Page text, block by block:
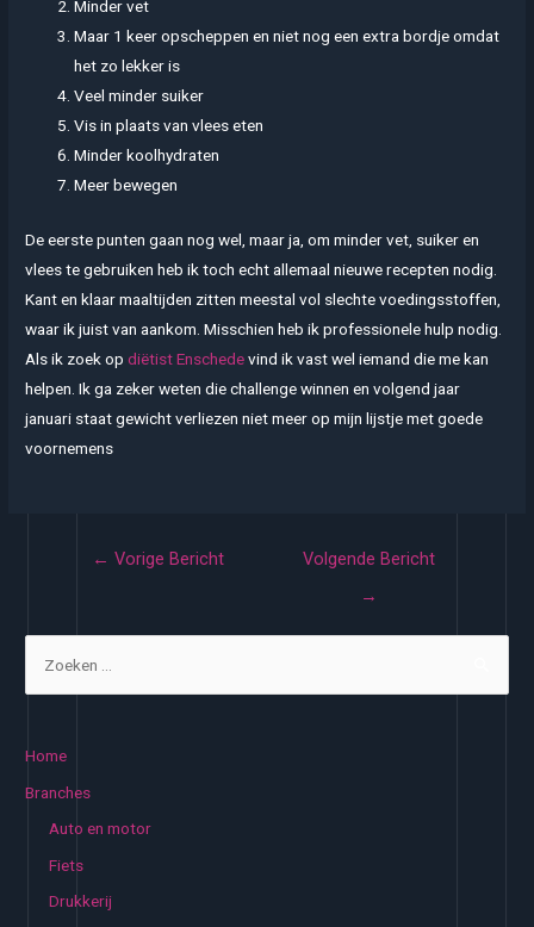
Minder vet
Maar 1 keer opscheppen en niet nog een extra bordje omdat
het zo lekker is
Veel minder suiker
Vis in plaats van vlees eten
Minder koolhydraten
Meer bewegen
De eerste punten gaan nog wel, maar ja, om minder vet, suiker en
vlees te gebruiken heb ik toch echt allemaal nieuwe recepten nodig.
Kant en klaar maaltijden zitten meestal vol slechte voedingsstoffen,
waar ik juist van aankom. Misschien heb ik professionele hulp nodig.
Als ik zoek opdiëtist Enschedevind ik vast wel iemand die me kan
helpen. Ik ga zeker weten die challenge winnen en volgend jaar
januari staat gewicht verliezen niet meer op mijn lijstje met goede
voornemens
← Vorige Bericht
Volgende Bericht
→
Home
Branches
Auto en motor
Fiets
Drukkerij